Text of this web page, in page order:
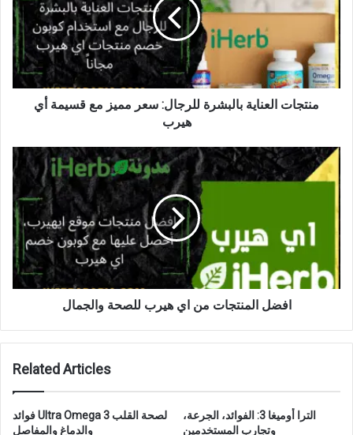
منتجات العناية بالبشرة للرجال: سعر مميز مع قسيمة أي
هيرب
افضل المنتجات من اي هيرب للصحة والجمال
Related Articles
فوائد Ultra Omega 3 لصحة القلب
والدماغ والمفاصل
الترا أوميغا 3: الفوائد، الجرعة،
وتجارب المستخدمين